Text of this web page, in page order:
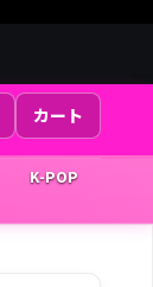
カート
K-POP